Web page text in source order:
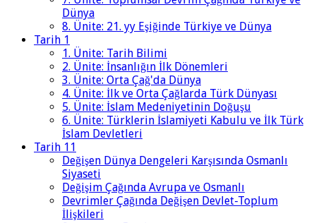
Dünya
8. Ünite: 21. yy Eşiğinde Türkiye ve Dünya
Tarih 1
1. Ünite: Tarih Bilimi
2. Ünite: İnsanlığın İlk Dönemleri
3. Ünite: Orta Çağ'da Dünya
4. Ünite: İlk ve Orta Çağlarda Türk Dünyası
5. Ünite: İslam Medeniyetinin Doğuşu
6. Ünite: Türklerin İslamiyeti Kabulu ve İlk Türk
İslam Devletleri
Tarih 11
Değişen Dünya Dengeleri Karşısında Osmanlı
Siyaseti
Değişim Çağında Avrupa ve Osmanlı
Devrimler Çağında Değişen Devlet-Toplum
İlişkileri